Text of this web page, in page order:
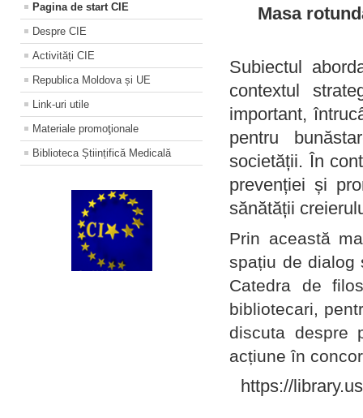
Pagina de start CIE
Despre CIE
Activități CIE
Republica Moldova și UE
Link-uri utile
Materiale promoţionale
Biblioteca Științifică Medicală
Masa
Subiectul
contextul
important,
pentru
societății. În
prevenției și
sănătății
Prin această
spațiu de dialog
Catedra de
bibliotecari,
discuta despre
acțiune în
https://